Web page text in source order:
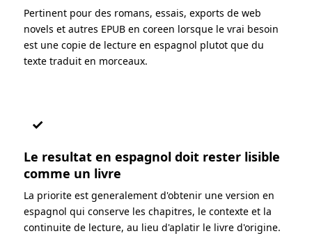
Pertinent pour des romans, essais, exports de web
novels et autres EPUB en coreen lorsque le vrai besoin
est une copie de lecture en espagnol plutot que du
texte traduit en morceaux.
✓
Le resultat en espagnol doit rester lisible
comme un livre
La priorite est generalement d'obtenir une version en
espagnol qui conserve les chapitres, le contexte et la
continuite de lecture, au lieu d'aplatir le livre d'origine.